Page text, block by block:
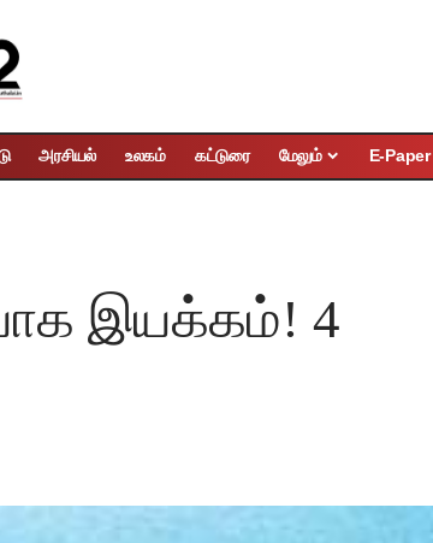
அரசியல் உலகம் கட்டுரை மேலும் E-Paper
இயக்கம்! 4